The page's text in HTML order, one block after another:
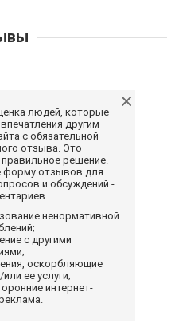
людей, которые
другим
с обязательной
отзыва. Это
решение.
форму отзывов для
и обсуждений -
ненормативной
с другими
оскорбляющие
ее услуги;
интернет-